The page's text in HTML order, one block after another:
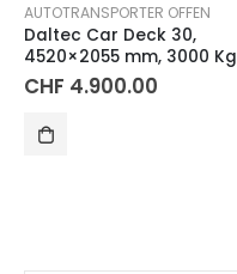
AUTOTRANSPORTER OFFEN
Daltec Car Deck 30,
4520×2055 mm, 3000 Kg
CHF 4.900.00